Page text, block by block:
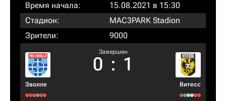
Время начала:
15.08.2021 в 15:30
Стадион:
MAC3PARK Stadion
Зрители:
9000
Зволле
Завершен
0 : 1
Витесс